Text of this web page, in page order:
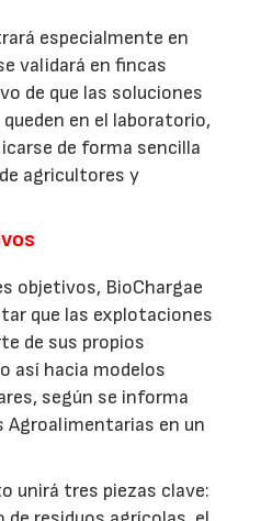
especialmente en
validará en fincas
de que las soluciones
en el laboratorio,
de forma sencilla
agricultores y
objetivos, BioChargae
que las explotaciones
de sus propios
así hacia modelos
según se informa
Agroalimentarias en un
unirá tres piezas clave: